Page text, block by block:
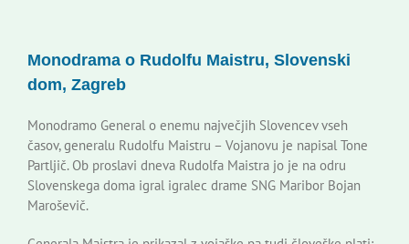
Kontakti
Novi odmev – naše glasilo
Založništvo
Monodrama o Rudolfu Maistru, Slovenski
dom, Zagreb
Monodramo General o enemu največjih Slovencev vseh
časov, generalu Rudolfu Maistru – Vojanovu je napisal Tone
Partljič. Ob proslavi dneva Rudolfa Maistra jo je na odru
Slovenskega doma igral igralec drame SNG Maribor Bojan
Maroševič.